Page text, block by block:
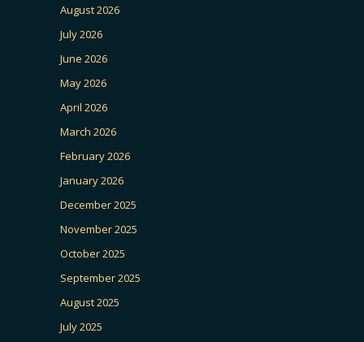
August 2026
July 2026
June 2026
May 2026
April 2026
March 2026
February 2026
January 2026
December 2025
November 2025
October 2025
September 2025
August 2025
July 2025